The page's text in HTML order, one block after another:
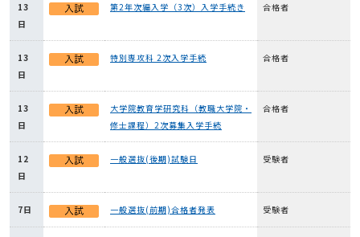
13
日
第2年次編入学（3次）入学手続き 合格者
13
日
特別専攻科 2次入学手続 合格者
13
日
大学院教育学研究科（教職大学院・
修士課程）2次募集入学手続
合格者
12
日
一般選抜(後期)試験日 受験者
7日 一般選抜(前期)合格者発表 受験者